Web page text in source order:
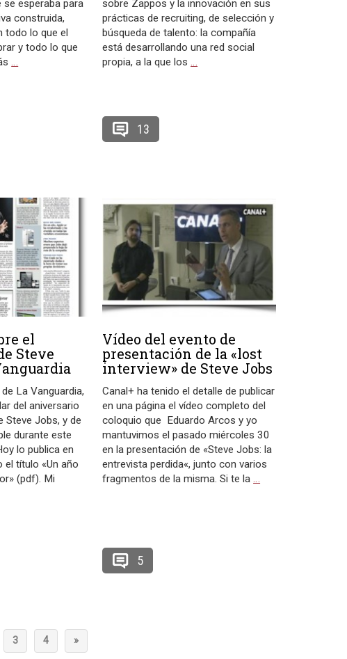
esperaba para
construida,
todo lo que el
y todo lo que
…
sobre Zappos y la innovación en sus
prácticas de recruiting, de selección y
búsqueda de talento: la compañía
está desarrollando una red social
propia, a la que los…
13
el
Steve
La Vanguardia,
del aniversario
Steve Jobs, y de
durante este
lo publica en
el título «Un año
(pdf). Mi
Vídeo del evento de
presentación de la «lost
interview» de Steve Jobs
Canal+ ha tenido el detalle de publicar
en una página el vídeo completo del
coloquio que Eduardo Arcos y yo
mantuvimos el pasado miércoles 30
en la presentación de «Steve Jobs: la
entrevista perdida«, junto con varios
fragmentos de la misma. Si te la…
5
3 4 »